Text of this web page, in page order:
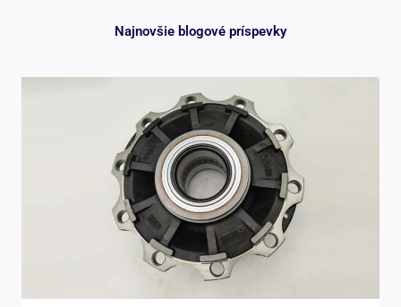
Najnovšie blogové príspevky